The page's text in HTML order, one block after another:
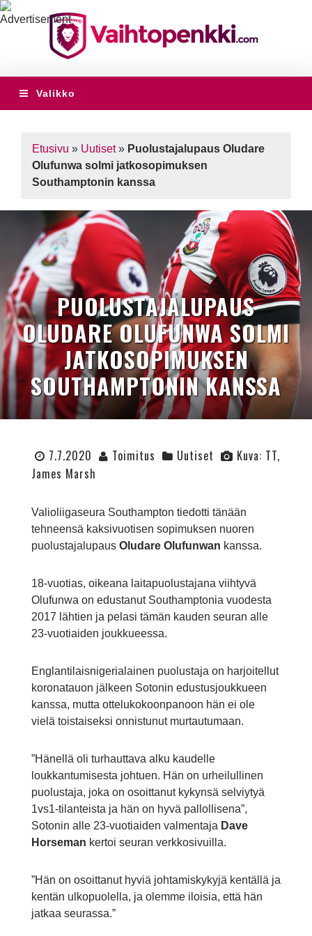
Valikko
Etusivu » Uutiset» Puolustajalupaus Oludare
Olufunwa solmi jatkosopimuksen
Southamptonin kanssa
PUOLUSTAJALUPAUS
OLUDARE OLUFUNWA SOLMI
JATKOSOPIMUKSEN
SOUTHAMPTONIN KANSSA
7.7.2020 Toimitus Uutiset
Kuva: TT,
James Marsh
Valioliigaseura Southampton tiedotti tänään
tehneensä kaksivuotisen sopimuksen nuoren
puolustajalupaus Oludare Olufunwan kanssa.
18-vuotias, oikeana laitapuolustajana viihtyvä
Olufunwa on edustanut Southamptonia vuodesta
2017 lähtien ja pelasi tämän kauden seuran alle
23-vuotiaiden joukkueessa.
Englantilaisnigerialainen puolustaja on harjoitellut
koronatauon jälkeen Sotonin edustusjoukkueen
kanssa, mutta ottelukokoonpanoon hän ei ole
vielä toistaiseksi onnistunut murtautumaan.
”Hänellä oli turhauttava alku kaudelle
loukkantumisesta johtuen. Hän on urheilullinen
puolustaja, joka on osoittanut kykynsä selviytyä
1vs1-tilanteista ja hän on hyvä pallollisena”,
Sotonin alle 23-vuotiaiden valmentaja Dave
Horseman kertoi seuran verkkosivuilla.
”Hän on osoittanut hyviä johtamiskykyjä kentällä ja
kentän ulkopuolella, ja olemme iloisia, että hän
jatkaa seurassa.”